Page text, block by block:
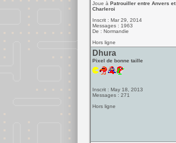
Joue à Patrouiller entre Anvers et
Charleroi
Inscrit : Mar 29, 2014
Messages : 1963
De : Normandie
Hors ligne
Dhura
Pixel de bonne taille
Inscrit : May 18, 2013
Messages : 271
Hors ligne